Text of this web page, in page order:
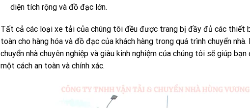
diện tích rộng và đồ đạc lớn.
Tất cả các loại xe tải của chúng tôi đều được trang bị đầy đủ các thiết
toàn cho hàng hóa và đồ đạc của khách hàng trong quá trình chuyển
chuyển nhà chuyên nghiệp và giàu kinh nghiệm của chúng tôi sẽ giúp
một cách an toàn và chính xác.